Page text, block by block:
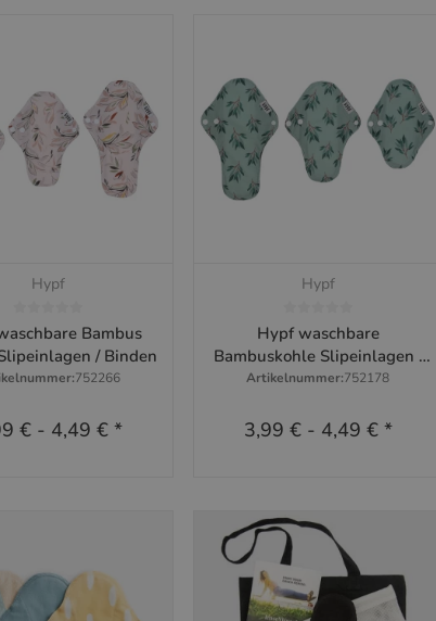
Schnellkauf
Hypf
Bambus
/ Binden
752266
€ - 4,49 €*
Schnellkauf
Hypf
Hypf waschbare
Bambuskohle Slipeinlagen /
Binden
Artikelnummer:752178
3,99 €- 4,49 € *